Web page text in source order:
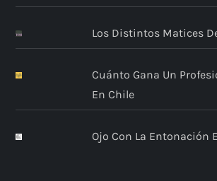
Los Distintos Matices
Cuánto Gana Un
En Chile
Ojo Con La Entonación